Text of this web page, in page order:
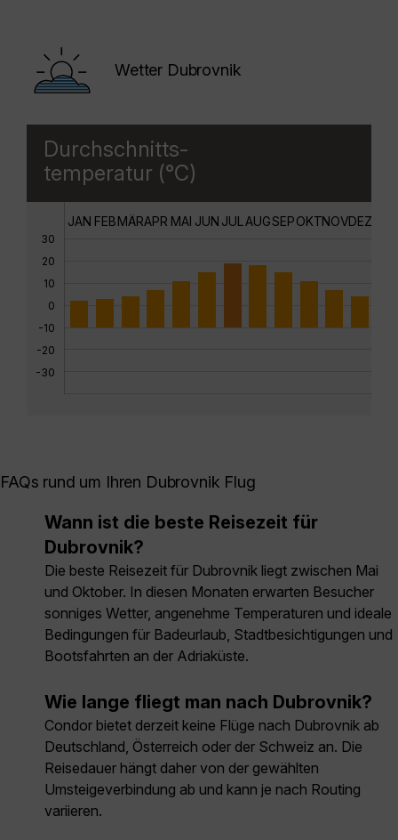
Wetter Dubrovnik
Durchschnitts-
temperatur (°C)
30
20
10
0
-10
-20
-30
JAN FEBMÄRAPR MAI JUN JUL AUGSEPOKTNOVDEZ
FAQs rund um Ihren Dubrovnik Flug
Wann ist die beste Reisezeit für
Dubrovnik?
Die beste Reisezeit für Dubrovnik liegt zwischen Mai
und Oktober. In diesen Monaten erwarten Besucher
sonniges Wetter, angenehme Temperaturen und ideale
Bedingungen für Badeurlaub, Stadtbesichtigungen und
Bootsfahrten an der Adriaküste.
Wie lange fliegt man nach Dubrovnik?
Condor bietet derzeit keine Flüge nach Dubrovnik ab
Deutschland, Österreich oder der Schweiz an. Die
Reisedauer hängt daher von der gewählten
Umsteigeverbindung ab und kann je nach Routing
variieren.